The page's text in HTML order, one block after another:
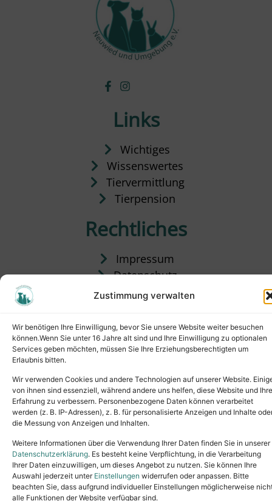
Zustimmung verwalten
Wir benötigen Ihre Einwilligung, bevor Sie unsere Website weiter besuchen
können.Wenn Sie unter 16 Jahre alt sind und Ihre Einwilligung zu optionalen
Services geben möchten, müssen Sie Ihre Erziehungsberechtigten um
Erlaubnis bitten.
Wir verwenden Cookies und andere Technologien auf unserer Website.
von ihnen sind essenziell, während andere uns helfen, diese Website und Ihre
Erfahrung zu verbessern. Personenbezogene Daten können verarbeitet
werden (z. B. IP-Adressen), z. B. für personalisierte Anzeigen und Inhalte
die Messung von Anzeigen und Inhalten.
Weitere Informationen über die Verwendung Ihrer Daten finden Sie in unserer
Datenschutzerklärung. Es besteht keine Verpflichtung, in die Verarbeitung
Ihrer Daten einzuwilligen, um dieses Angebot zu nutzen. Sie können Ihre
Auswahl jederzeit unter Einstellungen widerrufen oder anpassen. Bitte
beachten Sie, dass aufgrund individueller Einstellungen möglicherweise
alle Funktionen der Website verfügbar sind.
Links
Wichtiges
Wissenswertes
Tiervermittlung
Tierpension
Rechtliches
Impressum
Datenschutz
Satzung
Copyright © 2024. All rights reserved.
Tel.: (02631) 55356buero@tierheim-neuwied.de
Ludwigshof 1, 56567 Neuwied